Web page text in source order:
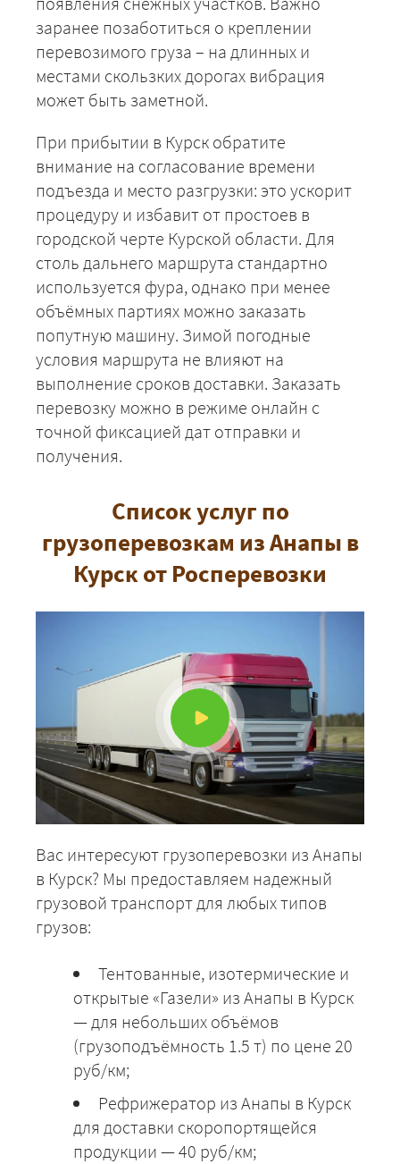
заранее позаботиться о креплении
перевозимого груза – на длинных и
местами скользких дорогах вибрация
может быть заметной.
При прибытии в Курск обратите
внимание на согласование времени
подъезда и место разгрузки: это ускорит
процедуру и избавит от простоев в
городской черте Курской области. Для
столь дальнего маршрута стандартно
используется фура, однако при менее
объёмных партиях можно заказать
попутную машину. Зимой погодные
условия маршрута не влияют на
выполнение сроков доставки. Заказать
перевозку можно в режиме онлайн с
точной фиксацией дат отправки и
получения.
Список услуг по
грузоперевозкам из Анапы в
Курск от Росперевозки
Вас интересуют грузоперевозки из Анапы
в Курск? Мы предоставляем надежный
грузовой транспорт для любых типов
грузов:
Тентованные, изотермические и
открытые «Газели» из Анапы в Курск
— для небольших объёмов
(грузоподъёмность 1.5 т) по цене 20
руб/км;
Рефрижератор из Анапы в Курск
для доставки скоропортящейся
продукции — 40 руб/км;
+7 (499) 520-05-23
ЗАКАЗАТЬ